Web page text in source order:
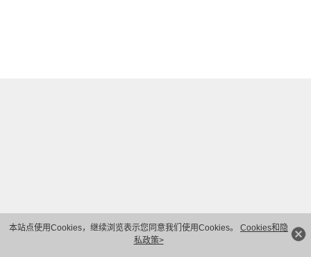
本站点使用Cookies，继续浏览表示您同意我们使用Cookies。 Cookies和隐
私政策>